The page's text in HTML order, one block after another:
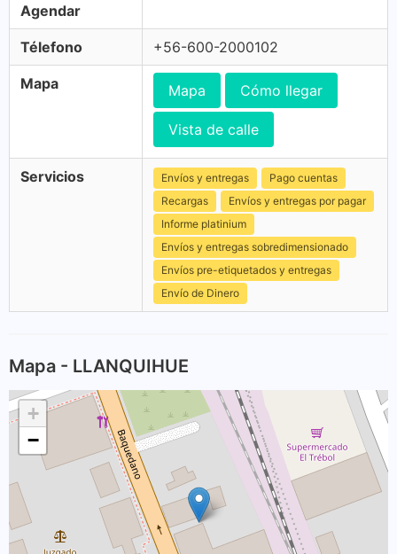
Agendar
Télefono +56-600-2000102
Mapa Mapa Cómo llegar
Vista de calle
Servicios Envíos y entregas
Pago cuentas
Recargas
Envíos y entregas por pagar
Informe platinium
Envíos y entregas sobredimensionado
Envíos pre-etiquetados y entregas
Envío de Dinero
Mapa - LLANQUIHUE
+
−